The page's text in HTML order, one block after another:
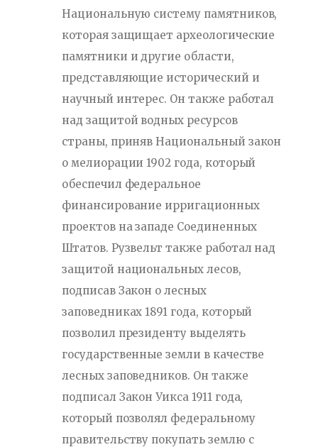
Национальную систему памятников,
которая защищает археологические
памятники и другие области,
представляющие исторический и
научный интерес. Он также работал
над защитой водных ресурсов
страны, приняв Национальный закон
о мелиорации 1902 года, который
обеспечил федеральное
финансирование ирригационных
проектов на западе Соединенных
Штатов. Рузвельт также работал над
защитой национальных лесов,
подписав Закон о лесных
заповедниках 1891 года, который
позволил президенту выделять
государственные земли в качестве
лесных заповедников. Он также
подписал Закон Уикса 1911 года,
который позволял федеральному
правительству покупать землю с